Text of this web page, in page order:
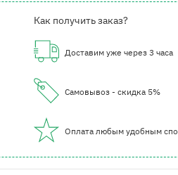
Как получить заказ?
Доставим уже через 3 часа
Самовывоз - скидка 5%
Оплата любым удобным